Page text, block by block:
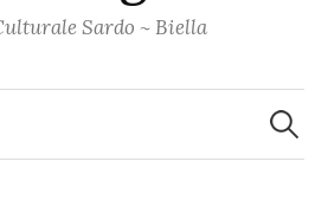
Sardo ~ Biella
per: